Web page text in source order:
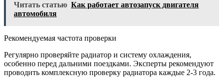
Читать статью Как работает автозапуск двигателя
автомобиля
Рекомендуемая частота проверки
Регулярно проверяйте радиатор и систему охлаждения,
особенно перед дальними поездками. Эксперты рекомендуют
проводить комплексную проверку радиатора каждые 2-3 года.